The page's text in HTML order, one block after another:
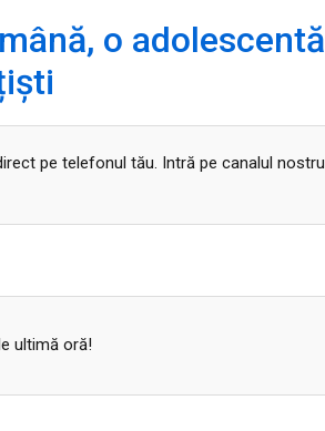
o adolescentă
pe telefonul tău. Intră pe canalul nostru
ultimă oră!